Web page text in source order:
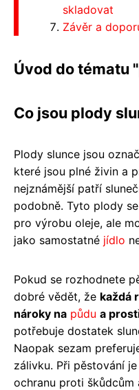
skladovat
Závěr a
Úvod do tématu
Co jsou plody
Plody slunce jsou
které jsou plné živin a
nejznámější patří
podobně. Tyto plody
pro výrobu oleje, ale
jako samostatné jídlo
Pokud se rozhodnete
dobré vědět, že každá
nároky na půdu a
potřebuje dostatek
Naopak sezam
zálivku. Při pěstování
ochranu proti škůdcům